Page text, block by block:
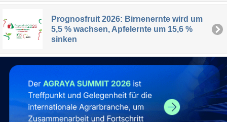
Prognosfruit 2026: Birnenernte wird um
5,5 % wachsen, Apfelernte um 15,6 %
sinken